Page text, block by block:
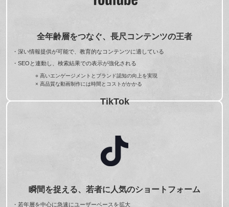
全年齢層をつなぐ、長尺コンテンツの王者
・深い情報提供が可能で、教育的なコンテンツに適している
・SEOと連動し、検索結果での表示が強化される
○ 高いエンゲージメントとブランド認知の向上を実現
× 高品質な動画制作には時間とコストがかかる
TikTok
瞬間を捉える、若者に人気のショートフォーム
・若年層を中心に急速にユーザーベースを拡大